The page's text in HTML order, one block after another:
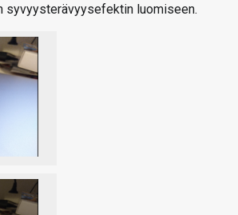
syvyysterävyysefektin luomiseen.